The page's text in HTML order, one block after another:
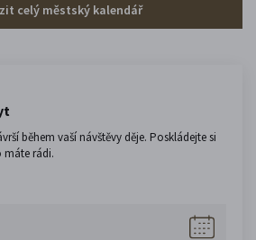
celý městský kalendář
během vaší návštěvy děje. Poskládejte si
rádi.